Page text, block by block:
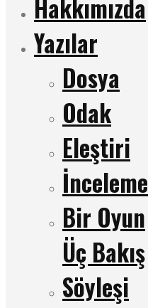
Hakkımızda
Yazılar
Dosya
Odak
Eleştiri
İnceleme
Bir Oyun
Üç Bakış
Söyleşi